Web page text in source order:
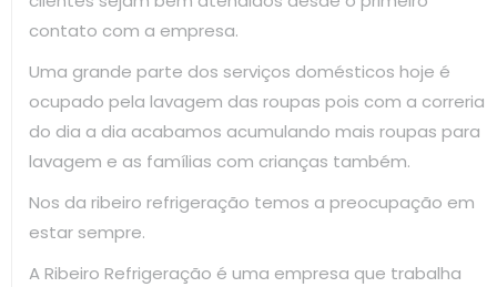
contato com a empresa.
Uma grande parte dos serviços domésticos hoje é
ocupado pela lavagem das roupas pois com a correria
do dia a dia acabamos acumulando mais roupas para
lavagem e as famílias com crianças também.
Nos da ribeiro refrigeração temos a preocupação em
estar sempre.
A Ribeiro Refrigeração é uma empresa que trabalha